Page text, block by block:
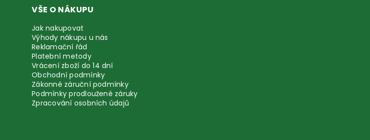
VŠE O NÁKUPU
Jak nakupovat
Výhody nákupu u nás
Reklamační řád
Platební metody
Vrácení zboží do 14 dní
Obchodní podmínky
Zákonné záruční podmínky
Podmínky prodloužené záruky
Zpracování osobních údajů